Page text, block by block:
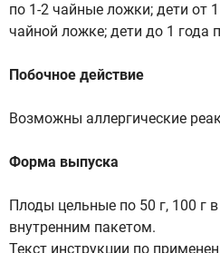
по 1-2 чайные ложки; дети от
чайной ложке; дети до 1 года
Побочное действие
Возможны аллергические
Форма выпуска
Плоды цельные по 50 г, 100 г
внутренним пакетом.
Текст инструкции по